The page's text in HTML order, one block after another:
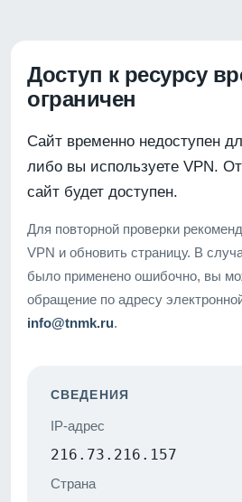
Доступ к ресурсу
ограничен
Сайт временно недоступен
либо вы используете VPN.
сайт будет доступен.
Для повторной проверки
VPN и обновить страницу. В
было применено ошибочно, вы
обращение по адресу
info@tnmk.ru.
СВЕДЕНИЯ
IP-адрес
216.73.216.157
Страна